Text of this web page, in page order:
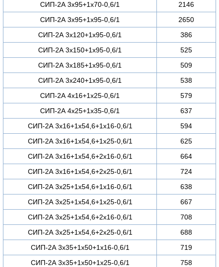
СИП-2А 3х95+1х70-0,6/1
2146
СИП-2А 3х95+1х95-0,6/1
2650
СИП-2А 3х120+1х95-0,6/1
386
СИП-2А 3х150+1х95-0,6/1
525
СИП-2А 3х185+1х95-0,6/1
509
СИП-2А 3х240+1х95-0,6/1
538
СИП-2А 4х16+1х25-0,6/1
579
СИП-2А 4х25+1х35-0,6/1
637
СИП-2А 3х16+1х54,6+1х16-0,6/1
594
СИП-2А 3х16+1х54,6+1х25-0,6/1
625
СИП-2А 3х16+1х54,6+2х16-0,6/1
664
СИП-2А 3х16+1х54,6+2х25-0,6/1
724
СИП-2А 3х25+1х54,6+1х16-0,6/1
638
СИП-2А 3х25+1х54,6+1х25-0,6/1
667
СИП-2А 3х25+1х54,6+2х16-0,6/1
708
СИП-2А 3х25+1х54,6+2х25-0,6/1
688
СИП-2А 3х35+1х50+1х16-0,6/1
719
СИП-2А 3х35+1х50+1х25-0,6/1
758